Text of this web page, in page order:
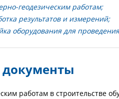
геодезическим работам;
результатов и измерений;
оборудования для
работам в строительстве